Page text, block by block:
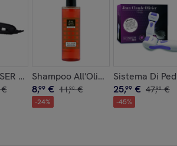
260w
CERAMICA 9500
€
Shampoo All'Olio Di Argan 225 Ml.
8,99 € 11,90 €
-24%
Sistema Di
25,99 € 47,90 €
-45%